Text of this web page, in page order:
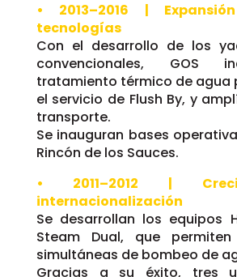
• 2013–2016 |
tecnologías
Con el desarrollo de los
convencionales, GOS
tratamiento térmico de agua
el servicio de Flush By, y
transporte.
Se inauguran bases
Rincón de los Sauces.
• 2011–2012 |
internacionalización
Se desarrollan los equipos
Steam Dual, que permiten
simultáneas de bombeo de
Gracias a su éxito, tres